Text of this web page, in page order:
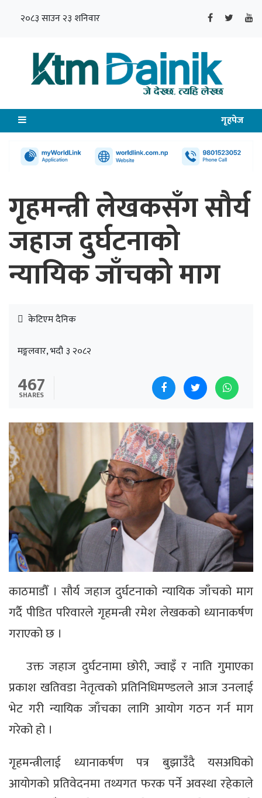
२०८३ साउन २३ शनिवार
गृहपेज
गृहमन्त्री लेखकसँग सौर्य
जहाज दुर्घटनाको
न्यायिक जाँचको माग
केटिएम दैनिक
मङ्गलवार, भदौ ३ २०८२
467
SHARES
काठमाडौँ । सौर्य जहाज दुर्घटनाको न्यायिक जाँचको माग
गर्दै पीडित परिवारले गृहमन्त्री रमेश लेखकको ध्यानाकर्षण
गराएको छ ।
उक्त जहाज दुर्घटनामा छोरी, ज्वाइँ र नाति गुमाएका
प्रकाश खतिवडा नेतृत्वको प्रतिनिधिमण्डलले आज उनलाई
भेट गरी न्यायिक जाँचका लागि आयोग गठन गर्न माग
गरेको हो ।
गृहमन्त्रीलाई ध्यानाकर्षण पत्र बुझाउँदै यसअघिको
आयोगको प्रतिवेदनमा तथ्यगत फरक पर्ने अवस्था रहेकाले